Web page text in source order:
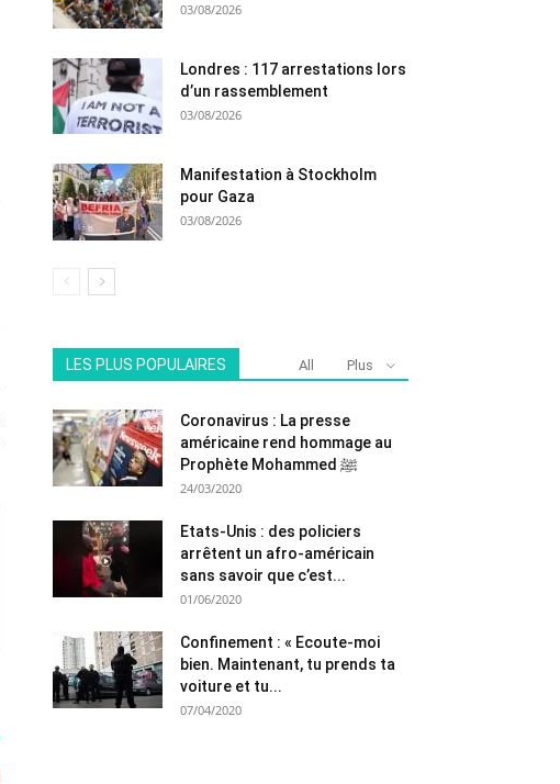
03/08/2026
Londres : 117 arrestations lors
d’un rassemblement
03/08/2026
Manifestation à Stockholm
pour Gaza
03/08/2026
LES PLUS POPULAIRES All Plus
Coronavirus : La presse
américaine rend hommage au
Prophète Mohammed ﷺ
24/03/2020
Etats-Unis : des policiers
arrêtent un afro-américain
sans savoir que c’est...
01/06/2020
Confinement : « Ecoute-moi
bien. Maintenant, tu prends ta
voiture et tu...
07/04/2020